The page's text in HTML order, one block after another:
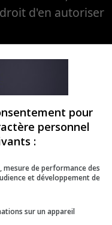
d'en autoriser
pour
personnel
:
de performance des
et développement de
sur un appareil